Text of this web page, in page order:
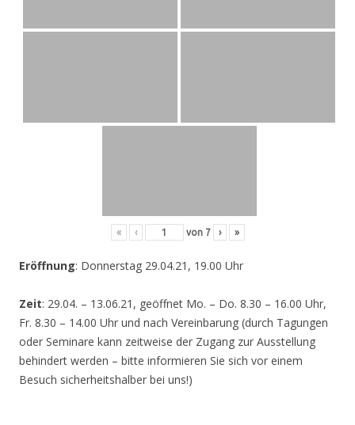
« ‹ von 7 › »
Eröffnung: Donnerstag 29.04.21, 19.00 Uhr
Zeit: 29.04. – 13.06.21, geöffnet Mo. – Do. 8.30 – 16.00 Uhr,
Fr. 8.30 – 14.00 Uhr und nach Vereinbarung (durch Tagungen
oder Seminare kann zeitweise der Zugang zur Ausstellung
behindert werden – bitte informieren Sie sich vor einem
Besuch sicherheitshalber bei uns!)